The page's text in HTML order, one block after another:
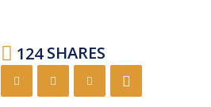
124 SHARES